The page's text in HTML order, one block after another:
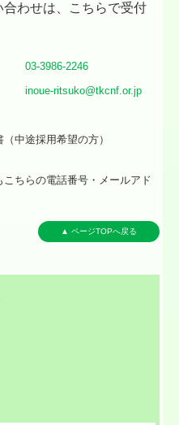
わせは、こちらで受付
03-3986-2246
inoue-ritsuko@tkcnf.or.jp
中途採用希望の方）
ちらの電話番号・メールアド
▲ ページTOPへ戻る